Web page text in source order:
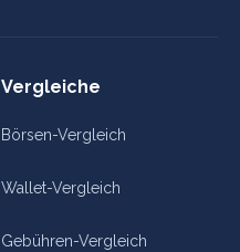
Vergleiche
Börsen-Vergleich
Wallet-Vergleich
Gebühren-Vergleich